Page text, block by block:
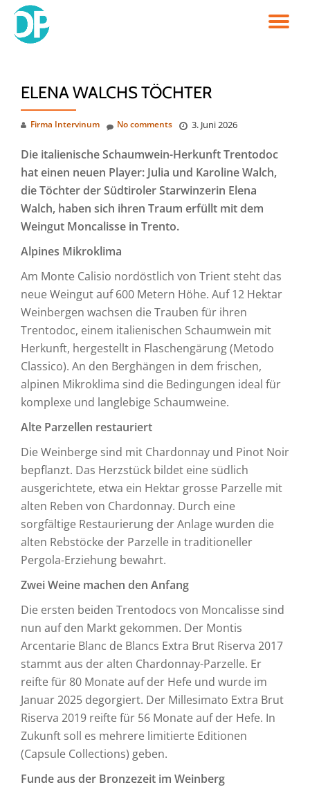
Skip
ELENA WALCHS TÖCHTER
Firma Intervinum 3. Juni 2026
No comments
Die italienische Schaumwein-Herkunft Trentodoc
hat einen neuen Player: Julia und Karoline Walch,
die Töchter der Südtiroler Starwinzerin Elena
Walch, haben sich ihren Traum erfüllt mit dem
Weingut Moncalisse in Trento.
Alpines Mikroklima
Am Monte Calisio nordöstlich von Trient steht das
neue Weingut auf 600 Metern Höhe. Auf 12 Hektar
Weinbergen wachsen die Trauben für ihren
Trentodoc, einem italienischen Schaumwein mit
Herkunft, hergestellt in Flaschengärung (Metodo
Classico). An den Berghängen in dem frischen,
alpinen Mikroklima sind die Bedingungen ideal für
komplexe und langlebige Schaumweine.
Alte Parzellen restauriert
Die Weinberge sind mit Chardonnay und Pinot Noir
bepflanzt. Das Herzstück bildet eine südlich
ausgerichtete, etwa ein Hektar grosse Parzelle mit
alten Reben von Chardonnay. Durch eine
sorgfältige Restaurierung der Anlage wurden die
alten Rebstöcke der Parzelle in traditioneller
Pergola-Erziehung bewahrt.
Zwei Weine machen den Anfang
Die ersten beiden Trentodocs von Moncalisse sind
nun auf den Markt gekommen. Der Montis
Arcentarie Blanc de Blancs Extra Brut Riserva 2017
stammt aus der alten Chardonnay-Parzelle. Er
reifte für 80 Monate auf der Hefe und wurde im
Januar 2025 degorgiert. Der Millesimato Extra Brut
Riserva 2019 reifte für 56 Monate auf der Hefe. In
Zukunft soll es mehrere limitierte Editionen
(Capsule Collections) geben.
Funde aus der Bronzezeit im Weinberg